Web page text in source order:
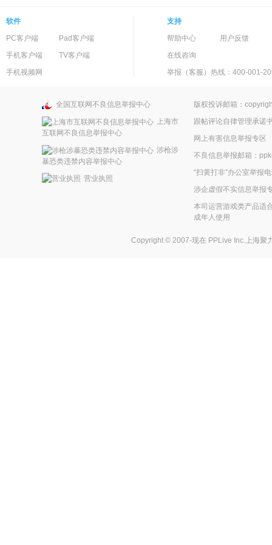
软件
PC客户端
Pad客户端
手机客户端
TV客户端
手机视频网
支持
帮助中心
用户反馈
在线咨询
举报（客服）热线：400-001-
全国互联网不良信息举报中心
上海市
互联网不良信息举报中心
涉枪涉
暴恐类违禁内容举报中心
营业执照
版权投诉邮箱：
跟帖评论自律管理承诺
网上有害信息举报专区
不良信息举报邮箱：
“扫黄打非”办公室举报
涉企虚假不实信息举报
本司运营游戏类产品适
成年人使用
Copyright © 2007-现在 PPLive Inc.上海聚